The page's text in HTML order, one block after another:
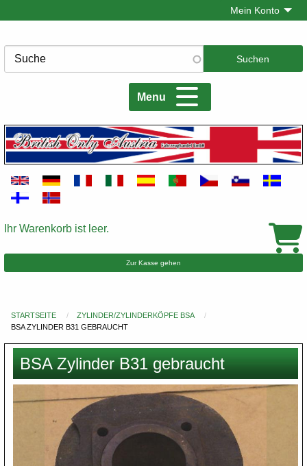
zum
Mein Konto
Suche
Menu
Warenkorb
Ihr Warenkorb ist leer.
Zur Kasse gehen
Du
hier
STARTSEITE
ZYLINDER/ZYLINDERKÖPFE BSA
BSA ZYLINDER B31 GEBRAUCHT
BSA Zylinder B31 gebraucht